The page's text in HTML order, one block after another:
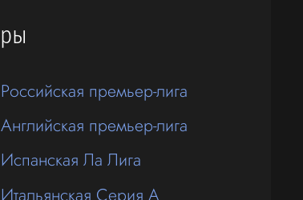
Российская премьер-лига
Английская премьер-лига
Испанская Ла Лига
Итальянская Серия А